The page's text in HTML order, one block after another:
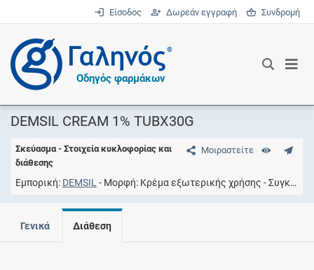
Είσοδος Δωρεάν εγγραφή Συνδρομή
®
Οδηγός φαρμάκων
DEMSIL CREAM 1% TUBX30G
Μοιραστείτε
Σκεύασμα - Στοιχεία κυκλοφορίας και
διάθεσης
Εμπορική DEMSIL Μορφή Kρέμα εξωτερικής χρήσης Συγκέντρωση
Γενικά Διάθεση